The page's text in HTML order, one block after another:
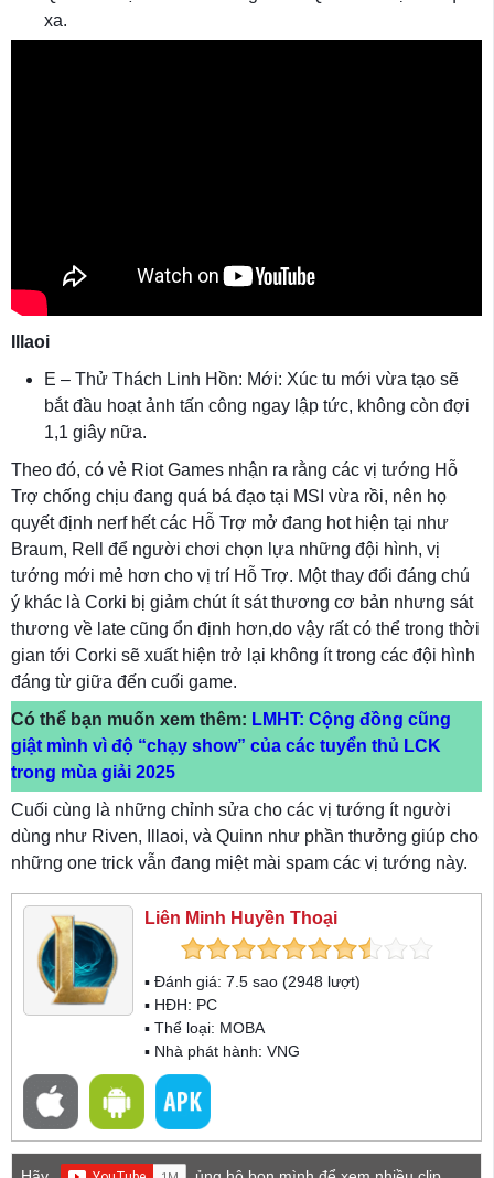
xa.
Illaoi
E – Thử Thách Linh Hồn: Mới: Xúc tu mới vừa tạo sẽ
bắt đầu hoạt ảnh tấn công ngay lập tức, không còn đợi
1,1 giây nữa.
Theo đó, có vẻ Riot Games nhận ra rằng các vị tướng Hỗ
Trợ chống chịu đang quá bá đạo tại MSI vừa rồi, nên họ
quyết định nerf hết các Hỗ Trợ mở đang hot hiện tại như
Braum, Rell để người chơi chọn lựa những đội hình, vị
tướng mới mẻ hơn cho vị trí Hỗ Trợ. Một thay đổi đáng chú
ý khác là Corki bị giảm chút ít sát thương cơ bản nhưng sát
thương về late cũng ổn định hơn,do vậy rất có thể trong thời
gian tới Corki sẽ xuất hiện trở lại không ít trong các đội hình
đáng từ giữa đến cuối game.
Có thể bạn muốn xem thêm: LMHT: Cộng đồng cũng
giật mình vì độ “chạy show” của các tuyển thủ LCK
trong mùa giải 2025
Cuối cùng là những chỉnh sửa cho các vị tướng ít người
dùng như Riven, Illaoi, và Quinn như phần thưởng giúp cho
những one trick vẫn đang miệt mài spam các vị tướng này.
Liên Minh Huyền Thoại
▪ Đánh giá: 7.5 sao (2948 lượt)
▪ HĐH: PC
▪ Thể loại: MOBA
▪ Nhà phát hành: VNG